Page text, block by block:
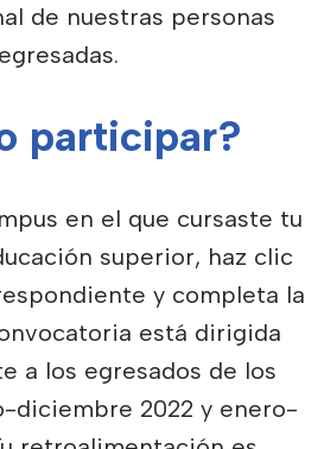
de nuestras personas
egresadas.
participar?
en el que cursaste tu
superior, haz clic
y completa la
está dirigida
a los egresados de los
diciembre 2022 y enero-